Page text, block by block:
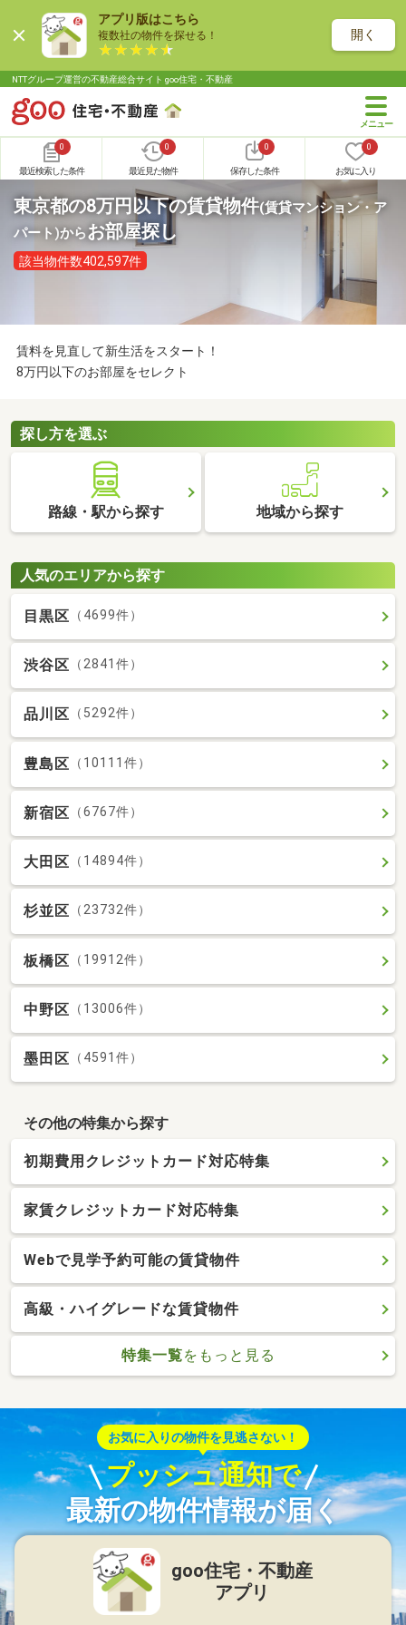
アプリ版はこちら
複数社の物件を探せる！ 開く
NTTグループ運営の不動産総合サイト goo住宅・不動産
0
最近検索した条件
0
最近見た物件
0
保存した条件
0
お気に入り
東京都の8万円以下の賃貸物件(賃貸マンション・ア
パート)からお部屋探し
該当物件数402,597件
賃料を見直して新生活をスタート！
8万円以下のお部屋をセレクト
探し方を選ぶ
路線・駅から探す 地域から探す
人気のエリアから探す
目黒区 （4699件）
渋谷区 （2841件）
品川区 （5292件）
豊島区 （10111件）
新宿区 （6767件）
大田区 （14894件）
杉並区 （23732件）
板橋区 （19912件）
中野区 （13006件）
墨田区 （4591件）
その他の特集から探す
初期費用クレジットカード対応特集
家賃クレジットカード対応特集
Webで見学予約可能の賃貸物件
高級・ハイグレードな賃貸物件
特集一覧をもっと見る
お気に入りの物件を見逃さない！
プッシュ通知で
最新の物件情報が届く
goo住宅・不動産
アプリ